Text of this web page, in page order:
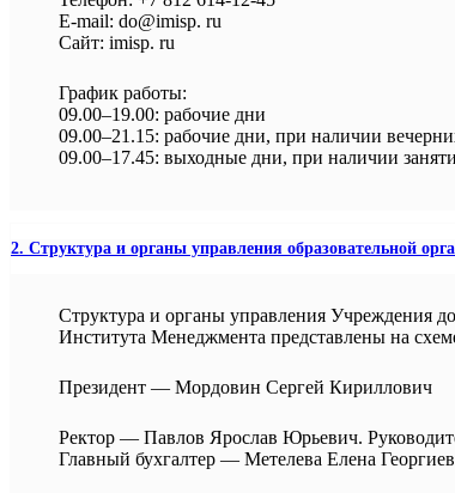
E-mail: do@imisp. ru
Сайт: imisp. ru
График работы:
09.00–19.00: рабочие дни
09.00–21.15: рабочие дни, при наличии
09.00–17.45: выходные дни, при наличии
2. Структура и органы управления образовательной
Структура и органы управления Учреждения
Института Менеджмента представлены на
Президент — Мордовин Сергей Кириллович
Ректор — Павлов Ярослав Юрьевич.
Главный бухгалтер — Метелева Елена